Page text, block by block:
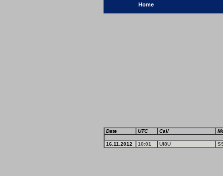
Home
Date UTC Call
16.11.2012 10:01 UI8U